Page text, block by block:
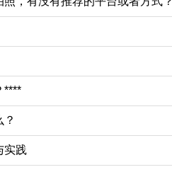
****
实践